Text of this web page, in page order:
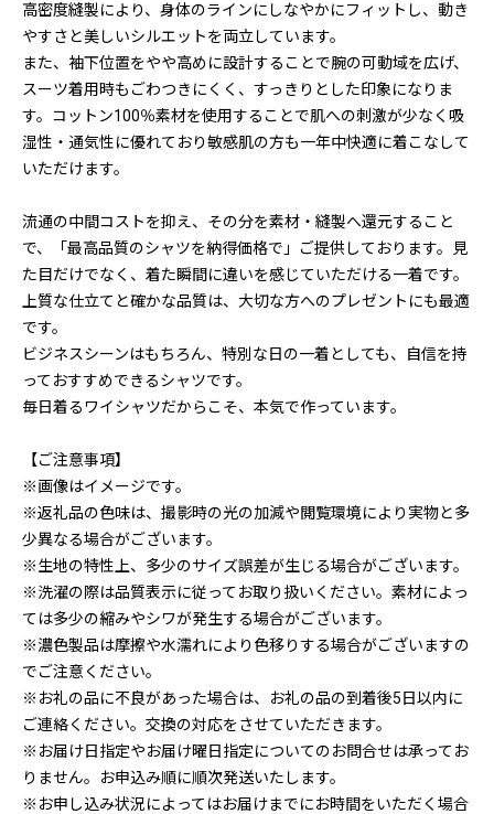
高密度縫製により、身体のラインにしなやかにフィットし、動き
やすさと美しいシルエットを両立しています。
また、袖下位置をやや高めに設計することで腕の可動域を広げ、
スーツ着用時もごわつきにくく、すっきりとした印象になりま
す。コットン100％素材を使用することで肌への刺激が少なく吸
湿性・通気性に優れており敏感肌の方も一年中快適に着こなして
いただけます。
流通の中間コストを抑え、その分を素材・縫製へ還元すること
で、「最高品質のシャツを納得価格で」ご提供しております。見
た目だけでなく、着た瞬間に違いを感じていただける一着です。
上質な仕立てと確かな品質は、大切な方へのプレゼントにも最適
です。
ビジネスシーンはもちろん、特別な日の一着としても、自信を持
っておすすめできるシャツです。
毎日着るワイシャツだからこそ、本気で作っています。
【ご注意事項】
※画像はイメージです。
※返礼品の色味は、撮影時の光の加減や閲覧環境により実物と多
少異なる場合がございます。
※生地の特性上、多少のサイズ誤差が生じる場合がございます。
※洗濯の際は品質表示に従ってお取り扱いください。素材によっ
ては多少の縮みやシワが発生する場合がございます。
※濃色製品は摩擦や水濡れにより色移りする場合がございますの
でご注意ください。
※お礼の品に不良があった場合は、お礼の品の到着後5日以内に
ご連絡ください。交換の対応をさせていただきます。
※お届け日指定やお届け曜日指定についてのお問合せは承ってお
りません。お申込み順に順次発送いたします。
※お申し込み状況によってはお届けまでにお時間をいただく場合